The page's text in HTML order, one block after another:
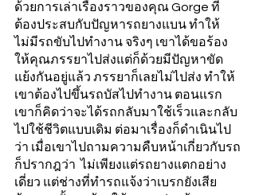
ด้วยการเล่าเรื่องราวของคุณ Gorge ที่
ต้องประสบกับปัญหารถยางแบน ทำให้
ไม่มีรถขับไปทำงาน จริงๆ เขาได้ขอร้อง
ให้คุณภรรยาไปส่งแต่ก็ด้วยมีปัญหาขัด
แย้งกันอยู่แล้ว ภรรยาก็เลยไม่ไปส่ง ทำให้
เขาต้องไปขึ้นรถบัสไปทำงาน ตอนแรก
เขาก็คิดว่าจะได้รถกลับมาใช้เร็วและกลับ
ไปใช้ชีวิตแบบเดิม ต่อมาเรื่องก็ดำเนินไป
ว่า เมื่อเขาไปถามความคืบหน้าเกี่ยวกับรถ
ก็ปรากฎว่า  ไม่เพียงแต่รถยางแตกอย่าง
เดี่ยว แต่ช่างที่ทำรถแจ้งว่าเบรกยังเสีย